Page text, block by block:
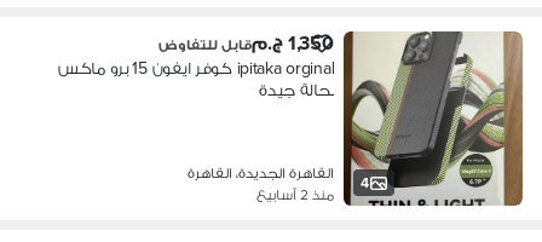
4
1,350 ج.م قابل للتفاوض
ipitaka orginal كوفر ايفون 15 برو ماكس
بحالة جيدة
القاهرة الجديدة، القاهرة
منذ 2 أسابيع